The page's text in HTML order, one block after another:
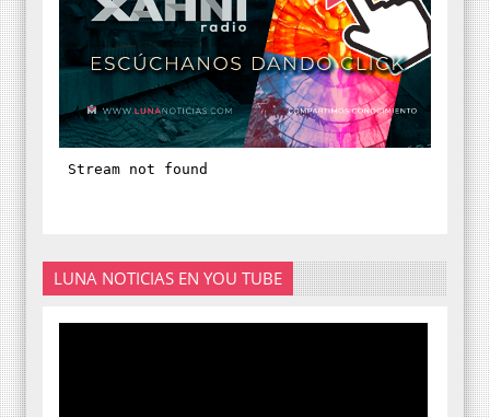
LUNA NOTICIAS EN YOU TUBE